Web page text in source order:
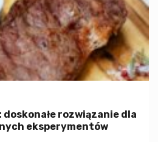
doskonałe rozwiązanie dla
eksperymentów